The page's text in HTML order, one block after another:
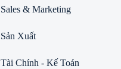
Sales & Marketing
Sản Xuất
Tài Chính - Kế Toán